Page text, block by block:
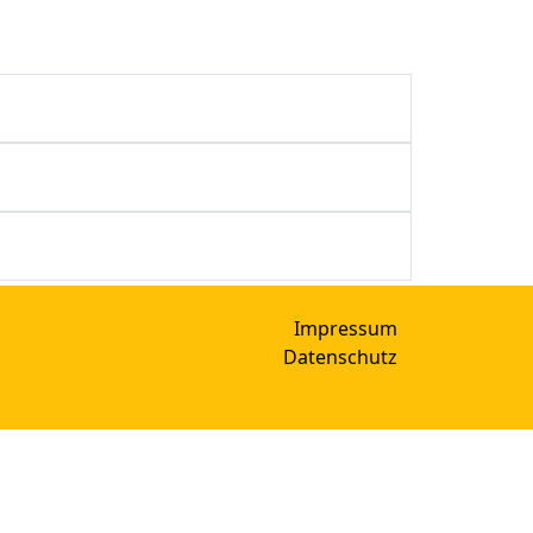
Impressum
Datenschutz